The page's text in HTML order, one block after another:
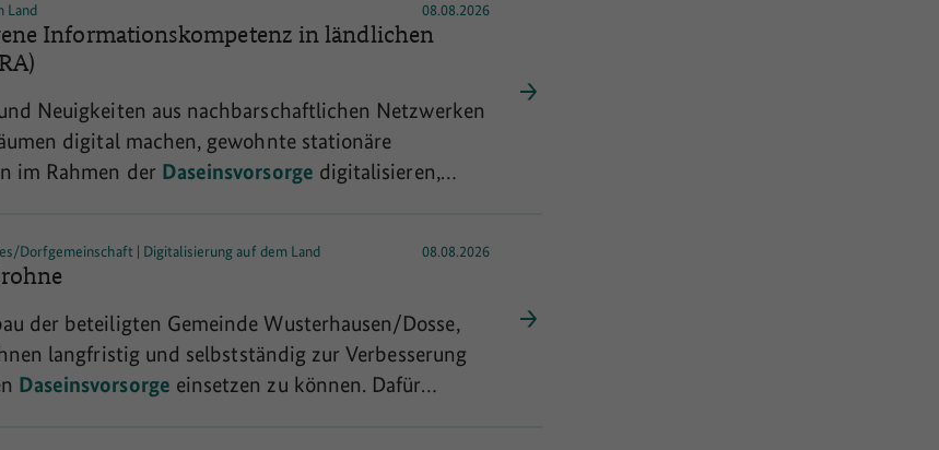
'Netzwerk Digitales Potsdam-Mittelmark'. Es wird
Grundlage für eine koordinierte Umsetzung der
und ihrer Vorhaben in der kreisweiten
bilden. Durch regelmäßigen Austausch wird die
Zusammenarbeit vereinfacht, fehlende
Land 08.08.2026
Informationskompetenz in ländlichen
Neuigkeiten aus nachbarschaftlichen Netzwerken
digital machen, gewohnte stationäre
im Rahmen der Daseinsvorsorge digitalisieren,
fake news schützen: unter anderem mit diesen
für eine gelingendeDaseinsvorsorgealler
digitalen Zeitalter. Mittels empirischer Studien
Kompetenzen aus der
Dorfgemeinschaft | Digitalisierung auf dem Land 08.08.2026
der beteiligten Gemeinde Wusterhausen/Dosse,
langfristig und selbstständig zur Verbesserung
Daseinsvorsorge einsetzen zu können. Dafür